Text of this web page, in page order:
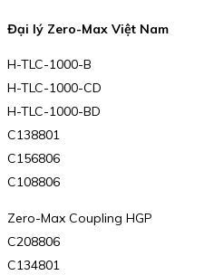
Đại lý Zero-Max Việt Nam
H-TLC-1000-B
H-TLC-1000-CD
H-TLC-1000-BD
C138801
C156806
C108806
Zero-Max Coupling HGP
C208806
C134801